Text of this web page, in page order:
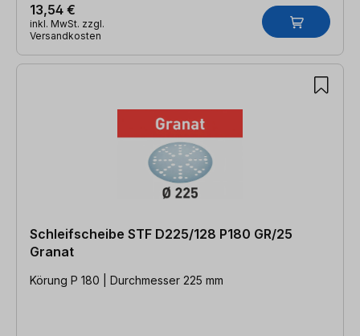
13,54 €
inkl. MwSt. zzgl.
Versandkosten
Schleifscheibe STF D225/128 P180 GR/25
Granat
Körung P 180 | Durchmesser 225 mm